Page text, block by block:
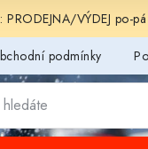
PRODEJNA/VÝDEJ
podmínky